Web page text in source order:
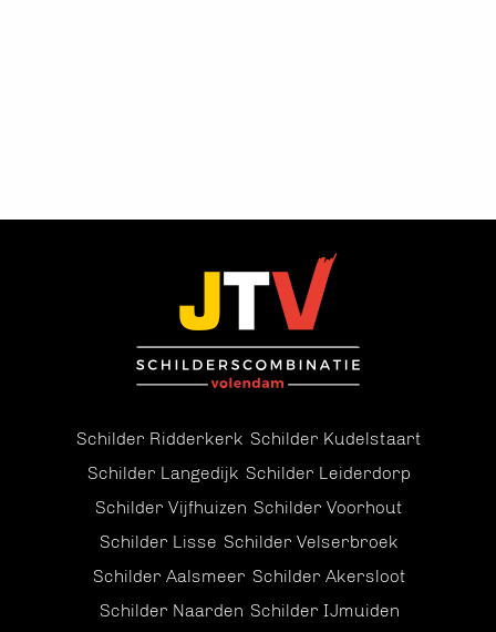
Schilder Ridderkerk Schilder Kudelstaart
Schilder Langedijk Schilder Leiderdorp
Schilder Vijfhuizen Schilder Voorhout
Schilder Lisse Schilder Velserbroek
Schilder Aalsmeer Schilder Akersloot
Schilder Naarden Schilder IJmuiden